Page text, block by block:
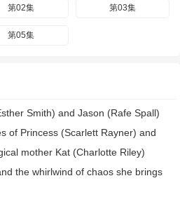
第02集 第03集
第05集
Smith) and Jason (Rafe Spall)
of Princess (Scarlett Rayner) and
mother Kat (Charlotte Riley)
the whirlwind of chaos she brings